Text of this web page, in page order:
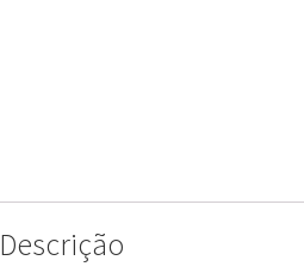
Descrição